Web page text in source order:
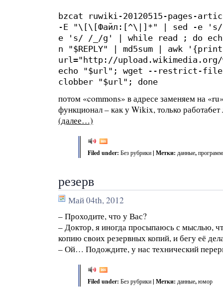
bzcat ruwiki-20120515-pages-
-E "\[\[Файл:[^\|]*" | sed -e
e 's/ /_/g' | while read ; do echo
n "$REPLY" | md5sum | awk
url="http://upload.wikimedia.org/
echo "$url"; wget --restrict-file-
clobber "$url"; done
потом «commons» в адресе заменяем на
функционал – как у Wikix, только
(далее…)
Filed under: Без рубрики| Метки: данные,
резерв
Май 04th, 2012
– Проходите, что у Вас?
– Доктор, я иногда просыпаюсь с мыслью,
копию своих резервных копий, и бегу её
– Ой… Подождите, у нас технический
Filed under: Без рубрики| Метки: данные,юмор